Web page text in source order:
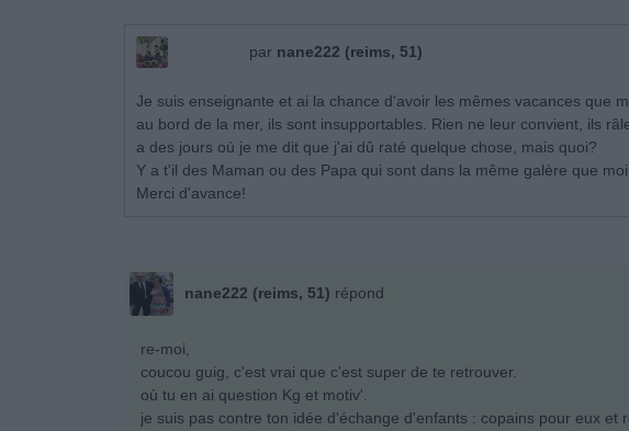
par nane222 (reims, 51)
Je suis enseignante et ai la chance d'avoir les mêmes vacances que
au bord de la mer, ils sont insupportables. Rien ne leur convient, ils
a des jours où je me dit que j'ai dû raté quelque chose, mais quoi?
Y a t'il des Maman ou des Papa qui sont dans la même galère que
Merci d'avance!
nane222 (reims, 51) répond
re-moi,
coucou guig, c'est vrai que c'est super de te retrouver.
où tu en ai question Kg et motiv'.
je suis pas contre ton idée d'échange d'enfants : copains pour eux